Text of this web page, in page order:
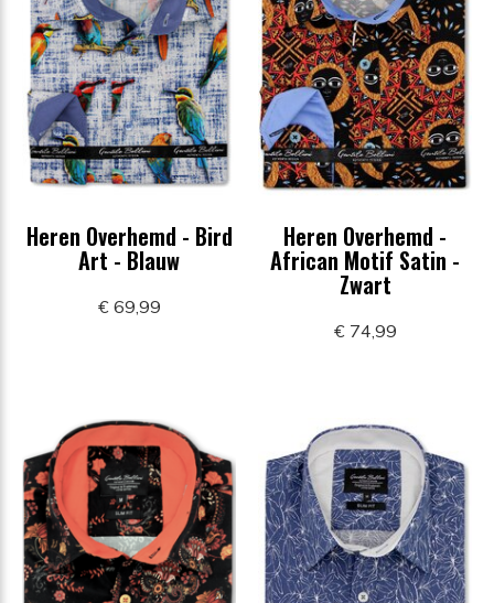
Heren Overhemd - Bird
Art - Blauw
€ 69,99
Heren Overhemd -
African Motif Satin -
Zwart
€ 74,99